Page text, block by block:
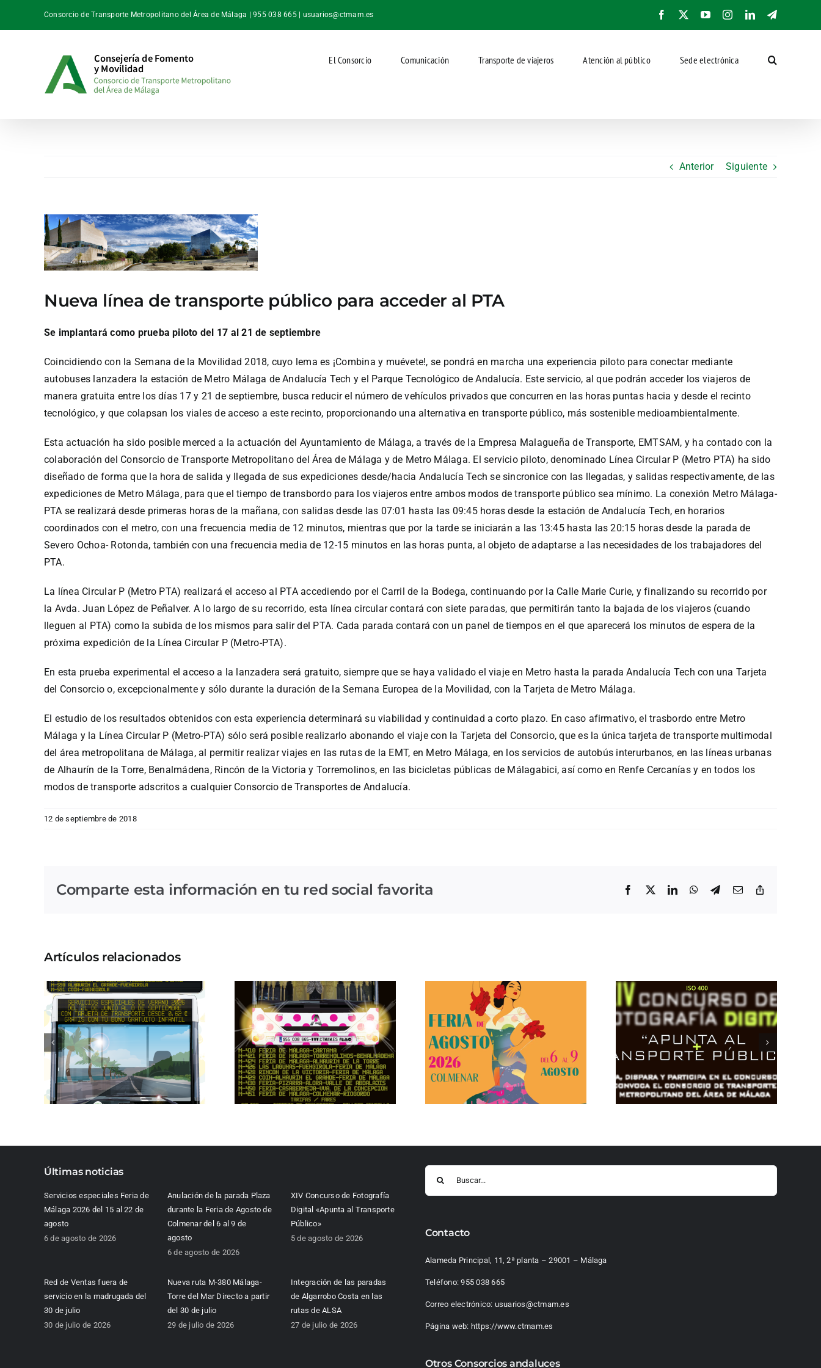
Consorcio de Transporte Metropolitano del Área de Málaga | 955 038 665 | usuarios@ctmam.es Facebook YouTubeInstagramLinkedInTelegram
El Consorcio Comunicación Transporte de viajeros Atención al público Sede electrónica
Anterior Siguiente
Ver
imagen
más
grande
Nueva línea de transporte público para acceder al PTA
Se implantará como prueba piloto del 17 al 21 de septiembre
Coincidiendo con la Semana de la Movilidad 2018, cuyo lema es ¡Combina y muévete!, se pondrá en marcha una experiencia piloto para conectar mediante
autobuses lanzadera la estación de Metro Málaga de Andalucía Tech y el Parque Tecnológico de Andalucía. Este servicio, al que podrán acceder los viajeros de
manera gratuita entre los días 17 y 21 de septiembre, busca reducir el número de vehículos privados que concurren en las horas puntas hacia y desde el recinto
tecnológico, y que colapsan los viales de acceso a este recinto, proporcionando una alternativa en transporte público, más sostenible medioambientalmente.
Esta actuación ha sido posible merced a la actuación del Ayuntamiento de Málaga, a través de la Empresa Malagueña de Transporte, EMTSAM, y ha contado con la
colaboración del Consorcio de Transporte Metropolitano del Área de Málaga y de Metro Málaga. El servicio piloto, denominado Línea Circular P (Metro PTA) ha sido
diseñado de forma que la hora de salida y llegada de sus expediciones desde/hacia Andalucía Tech se sincronice con las llegadas, y salidas respectivamente, de las
expediciones de Metro Málaga, para que el tiempo de transbordo para los viajeros entre ambos modos de transporte público sea mínimo. La conexión Metro Málaga-
PTA se realizará desde primeras horas de la mañana, con salidas desde las 07:01 hasta las 09:45 horas desde la estación de Andalucía Tech, en horarios
coordinados con el metro, con una frecuencia media de 12 minutos, mientras que por la tarde se iniciarán a las 13:45 hasta las 20:15 horas desde la parada de
Severo Ochoa- Rotonda, también con una frecuencia media de 12-15 minutos en las horas punta, al objeto de adaptarse a las necesidades de los trabajadores del
PTA.
La línea Circular P (Metro PTA) realizará el acceso al PTA accediendo por el Carril de la Bodega, continuando por la Calle Marie Curie, y finalizando su recorrido por
la Avda. Juan López de Peñalver. A lo largo de su recorrido, esta línea circular contará con siete paradas, que permitirán tanto la bajada de los viajeros (cuando
lleguen al PTA) como la subida de los mismos para salir del PTA. Cada parada contará con un panel de tiempos en el que aparecerá los minutos de espera de la
próxima expedición de la Línea Circular P (Metro-PTA).
En esta prueba experimental el acceso a la lanzadera será gratuito, siempre que se haya validado el viaje en Metro hasta la parada Andalucía Tech con una Tarjeta
del Consorcio o, excepcionalmente y sólo durante la duración de la Semana Europea de la Movilidad, con la Tarjeta de Metro Málaga.
El estudio de los resultados obtenidos con esta experiencia determinará su viabilidad y continuidad a corto plazo. En caso afirmativo, el trasbordo entre Metro
Málaga y la Línea Circular P (Metro-PTA) sólo será posible realizarlo abonando el viaje con la Tarjeta del Consorcio, que es la única tarjeta de transporte multimodal
del área metropolitana de Málaga, al permitir realizar viajes en las rutas de la EMT, en Metro Málaga, en los servicios de autobús interurbanos, en las líneas urbanas
de Alhaurín de la Torre, Benalmádena, Rincón de la Victoria y Torremolinos, en las bicicletas públicas de Málagabici, así como en Renfe Cercanías y en todos los
modos de transporte adscritos a cualquier Consorcio de Transportes de Andalucía.
12 de septiembre de 2018
Comparte esta información en tu red social favorita Facebook
X LinkedInWhatsApp
Telegram
Correo
Artículos relacionados
Últimas noticias
Servicios especiales Feria de
Málaga 2026 del 15 al 22 de
agosto
6 de agosto de 2026
Anulación de la parada Plaza
durante la Feria de Agosto de
Colmenar del 6 al 9 de
agosto
6 de agosto de 2026
XIV Concurso de Fotografía
Digital «Apunta al Transporte
Público»
5 de agosto de 2026
Red de Ventas fuera de
servicio en la madrugada del
30 de julio
30 de julio de 2026
Nueva ruta M-380 Málaga-
Torre del Mar Directo a partir
del 30 de julio
29 de julio de 2026
Integración de las paradas
de Algarrobo Costa en las
rutas de ALSA
27 de julio de 2026
Contacto
Alameda Principal, 11, 2ª planta – 29001 – Málaga
Teléfono:955 038 665
Correo electrónico: usuarios@ctmam.es
Página web: https://www.ctmam.es
Otros Consorcios andaluces